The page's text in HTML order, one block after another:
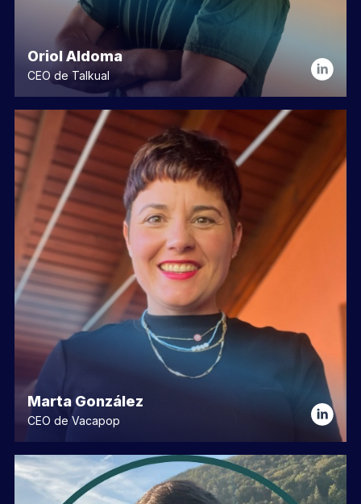
Oriol Aldoma
CEO de Talkual
Marta González
CEO de Vacapop